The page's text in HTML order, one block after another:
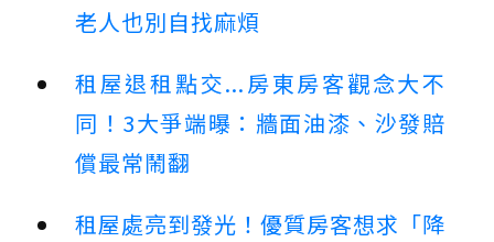
老人也別自找麻煩
租屋退租點交...房東房客觀念大不
同！3大爭端曝：牆面油漆、沙發賠
償最常鬧翻
租屋處亮到發光！優質房客想求「降